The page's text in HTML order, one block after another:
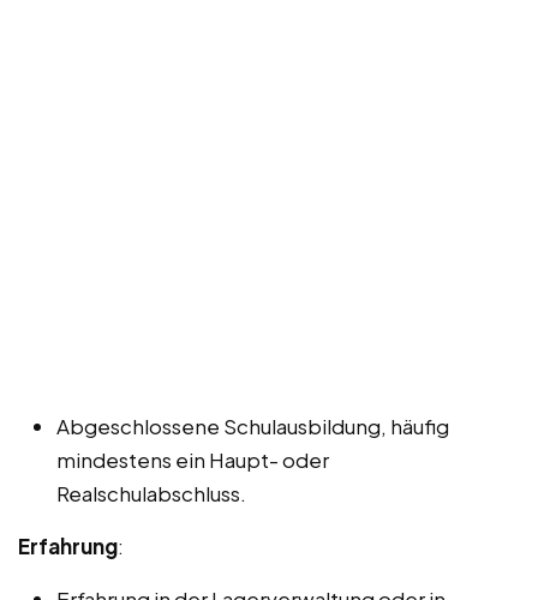
Abgeschlossene Schulausbildung, häufig
mindestens ein Haupt- oder
Realschulabschluss.
Erfahrung: